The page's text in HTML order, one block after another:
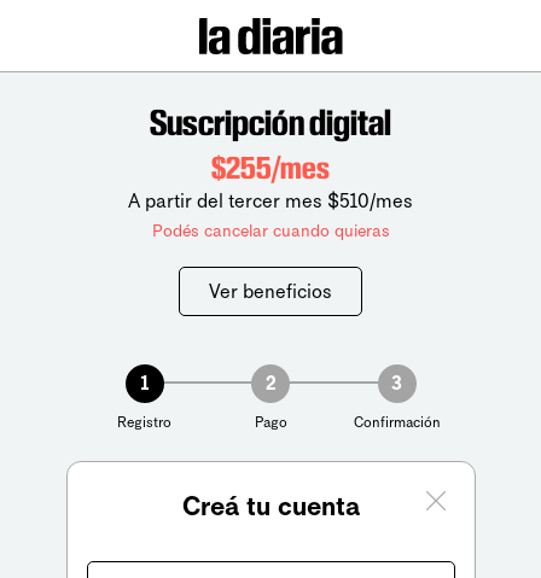
Suscripción digital
$255/mes
A partir del tercer mes $510/mes
Podés cancelar cuando quieras
Ver beneficios
1
Registro
2
Pago
3
Confirmación
Creá tu cuenta